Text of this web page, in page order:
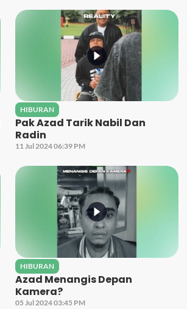
HIBURAN
Pak Azad Tarik Nabil Dan
Radin
11 Jul 2024 06:39 PM
HIBURAN
Azad Menangis Depan
Kamera?
05 Jul 2024 03:45 PM